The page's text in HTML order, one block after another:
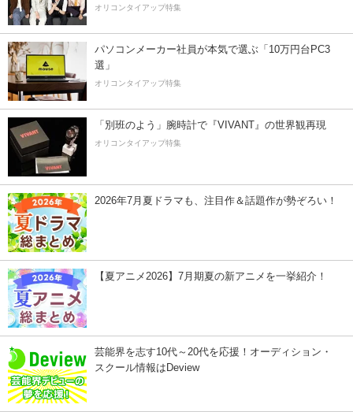
オリコンタイアップ特集
パソコンメーカー社員が本気で選ぶ「10万円台PC3
選」
オリコンタイアップ特集
「別班のよう」腕時計で『VIVANT』の世界観再現
オリコンタイアップ特集
2026年7月夏ドラマも、注目作＆話題作が勢ぞろい！
【夏アニメ2026】7月期夏の新アニメを一挙紹介！
芸能界を志す10代～20代を応援！オーディション・
スクール情報はDeview